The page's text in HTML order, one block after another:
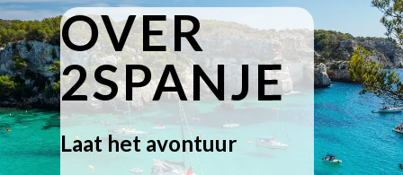
OVER
2SPANJE
Laat het avontuur